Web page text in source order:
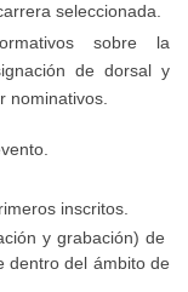
seleccionada.
sobre la
de dorsal y
nominativos.
inscritos.
y grabación) de
dentro del ámbito de